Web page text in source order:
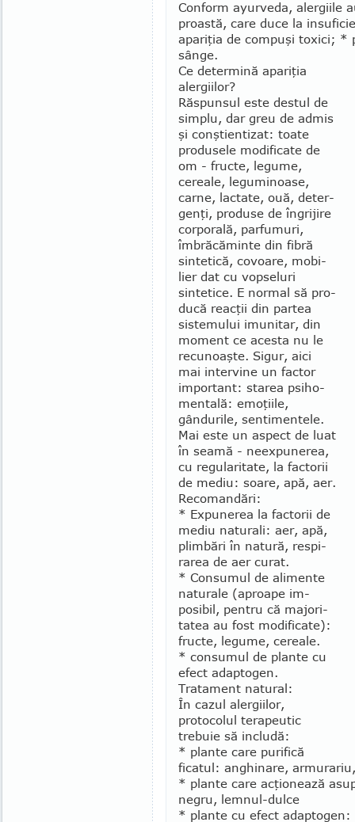
Conform ayurveda, alergiile
proas­tă, care duce la
apariţia de com­­­puşi toxici; *
sân­ge.
Ce determină apariţia
alergiilor?
Răspunsul este destul de
simplu, dar greu de admis
şi conştientizat: toate
produsele modificate de
om - fructe, le­gume,
cereale, leguminoa­se,
carne, lactate, ouă, deter­
genţi, produse de îngrijire
cor­po­rală, parfu­muri,
îmbră­căminte din fibră
sintetică, covoare, mo­bi­
lier dat cu vopseluri
sintetice. E normal să pro­
ducă reacţii din partea
sistemului imunitar, din
mo­ment ce acesta nu le
recunoaşte. Sigur, aici
mai inter­vine un factor
im­portant: starea psiho-
mentală: emo­ţiile,
gândurile, sentimentele.
Mai este un aspect de luat
în seamă - neexpunerea,
cu regu­laritate, la fac­to­rii
de mediu: soare, apă, aer.
Recomandări:
* Expunerea la factorii de
mediu na­turali: aer, apă,
plimbări în natură, res­pi­
rarea de aer curat.
* Consumul de alimente
naturale (aproa­pe im­
posibil, pentru că majori­
ta­tea au fost modificate):
fructe, legume, ce­reale.
* consumul de plante cu
efect adaptogen.
Tratament natural:
În cazul alergiilor,
protocolul terapeutic
trebuie să includă:
* plante care purifică
ficatul: anghinare,
* plante care acţionează
negru, lemnul-dulce
* plante cu efect adaptogen: